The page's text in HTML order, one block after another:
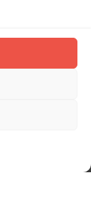
France.
2026